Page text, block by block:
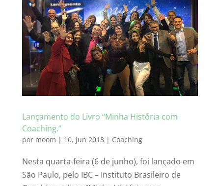
Lançamento do Livro “Minha História com
Coaching.”
por moom | 10, jun 2018| Coaching
Nesta quarta-feira (6 de junho), foi lançado em
São Paulo, pelo IBC – Instituto Brasileiro de